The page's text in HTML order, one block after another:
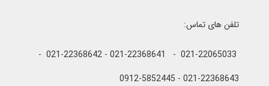
تلفن های تماس:
021-22065033 - 021-22368641 - 021-22368642 -
021-22368643 - 0912-5852445